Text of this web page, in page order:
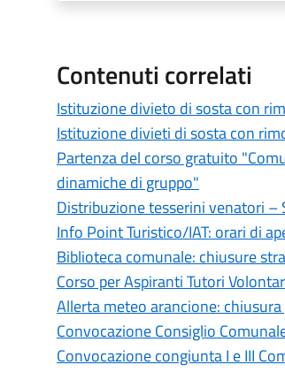
Contenuti correlati
Istituzione divieto di sosta con
Istituzione divieti di sosta con
Partenza del corso gratuito
dinamiche di gruppo"
Distribuzione tesserini venatori
Info Point Turistico/IAT: orari di
Biblioteca comunale: chiusure
Corso per Aspiranti Tutori
Allerta meteo arancione:
Convocazione Consiglio
Convocazione congiunta I e III